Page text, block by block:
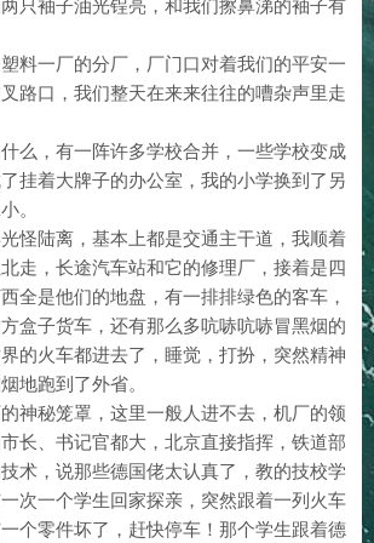
只袖子油光锃亮，和我们擦鼻涕的袖子有
料一厂的分厂，厂门口对着我们的平安一
路口，我们整天在来来往往的嘈杂声里走
么，有一阵许多学校合并，一些学校变成
挂着大牌子的办公室，我的小学换到了另
。
光怪陆离，基本上都是交通主干道，我顺着
走，长途汽车站和它的修理厂，接着是四
全是他们的地盘，有一排排绿色的客车，
盒子货车，还有那么多吭哧吭哧冒黑烟的
的火车都进去了，睡觉，打扮，突然精神
地跑到了外省。
神秘笼罩，这里一般人进不去，机厂的领
长、书记官都大，北京直接指挥，铁道部
术，说那些德国佬太认真了，教的技校学
次一个学生回家探亲，突然跟着一列火车
个零件坏了，赶快停车！那个学生跟着德